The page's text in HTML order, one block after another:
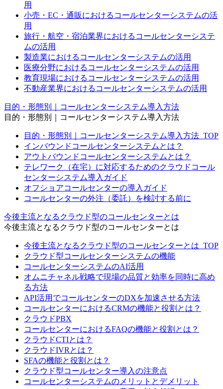
用
小売・EC・通販におけるコールセンターシステムの活
用
旅行・航空・宿泊業界におけるコールセンターシステ
ムの活用
製造業におけるコールセンターシステムの活用
医療分野におけるコールセンターシステムの活用
教育現場におけるコールセンターシステムの活用
不動産業界におけるコールセンターシステムの活用
目的・形態別｜コールセンターシステム導入方法
目的・形態別｜コールセンターシステム導入方法
目的・形態別｜コールセンターシステム導入方法_TOP
インバウンドコールセンターシステムとは？
アウトバウンドコールセンターシステムとは？
テレワーク（在宅）に対応するためのクラウドコール
センターシステム導入ガイド
オフショアコールセンターの導入ガイド
コールセンターの外注（委託）を検討する前に
今後主流となるクラウド型のコールセンターとは
今後主流となるクラウド型のコールセンターとは
今後主流となるクラウド型のコールセンターとは_TOP
クラウド型コールセンターシステムの機能
コールセンターシステムのAI活用
オムニチャネル戦略で現場の品質と効率を同時に高め
る方法
API活用でコールセンターのDXを加速させる方法
コールセンターにおけるCRMの機能と役割とは？
クラウドPBX
コールセンターにおけるFAQの機能と役割とは？
クラウドCTIとは？
クラウドIVRとは？
SFAの機能と役割とは？
クラウド型コールセンター導入の注意点
コールセンターシステムのメリットとデメリット